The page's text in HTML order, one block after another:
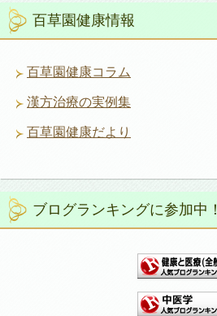
百草園健康情報
百草園健康コラム
漢方治療の実例集
百草園健康だより
ブログランキングに参加中！